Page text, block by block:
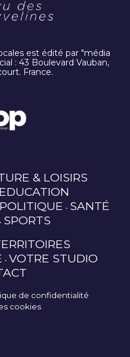
est édité par "média
: 43 Boulevard Vauban,
France.
& LOISIRS
EDUCATION
POLITIQUE SANTÉ
SPORTS
VOTRE STUDIO
de confidentialité
cookies